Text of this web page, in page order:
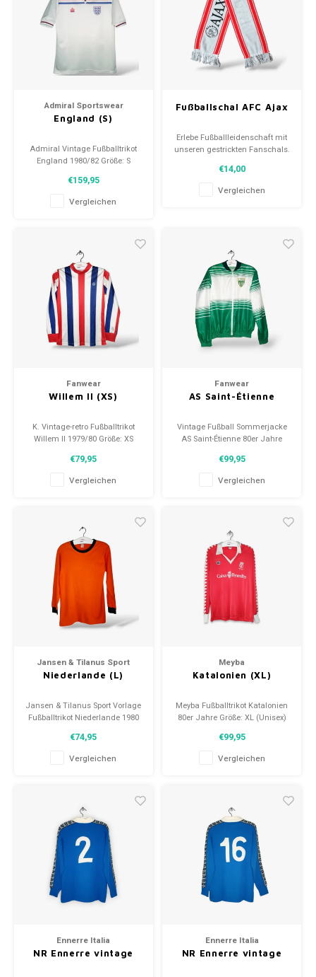
Admiral Sportswear
England (S)
Admiral Vintage Fußballtrikot
England 1980/82 Größe: S
(gebraucht)
€159,95
Vergleichen
Fußballschal AFC Ajax
Erlebe Fußballleidenschaft mit
unseren gestrickten Fanschals.
Spielernamen, jedes erzählt
eine Geschichte. Wähle aus
gebrauchten und neuen Schals
€14,00
Vergleichen
Fanwear
Willem II (XS)
K. Vintage-retro Fußballtrikot
Willem II 1979/80 Größe: XS
(gebraucht)
€79,95
Vergleichen
Fanwear
AS Saint-Étienne
Vintage Fußball Sommerjacke
AS Saint-Étienne 80er Jahre
9.5/10 (gebraucht)
€99,95
Vergleichen
Jansen & Tilanus Sport
Niederlande (L)
Jansen & Tilanus Sport Vorlage
Fußballtrikot Niederlande 1980
(gebraucht)
€74,95
Vergleichen
Meyba
Katalonien (XL)
Meyba Fußballtrikot Katalonien
80er Jahre Größe: XL (Unisex)
€99,95
Vergleichen
Ennerre Italia
NR Ennerre vintage
Ennerre Italia
NR Ennerre vintage